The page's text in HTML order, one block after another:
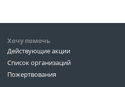
Хочу помочь
Действующие акции
Список организаций
Пожертвования